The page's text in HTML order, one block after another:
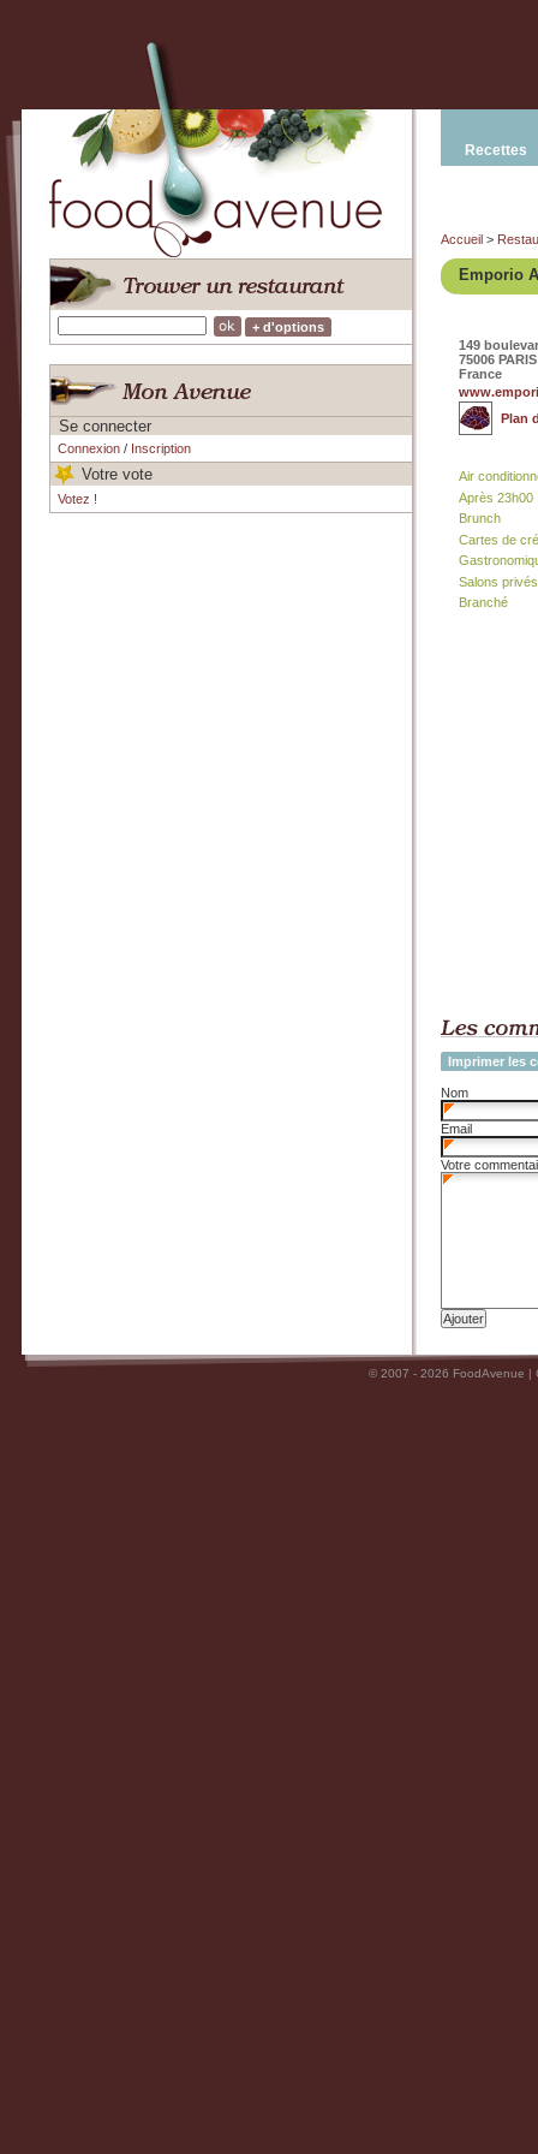
+ d'options
Se connecter
Connexion/ Inscription
Votre vote
Votez !
Recettes
Accueil >
Emporio
149
75006 PARIS
France
Plan
Air
Après 23h00
Brunch
Cartes de
Salons privés
Branché
Imprimer les
Nom
Email
Votre
© 2007 - 2026 FoodAvenue |